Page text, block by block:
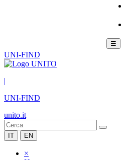
☰
UNI-FIND
|
UNI-FIND
unito.it
IT EN
×